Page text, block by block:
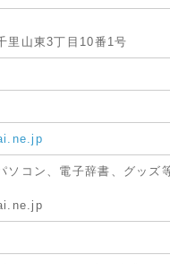
里山東3丁目10番1号
ソコン、電子辞書、グッズ